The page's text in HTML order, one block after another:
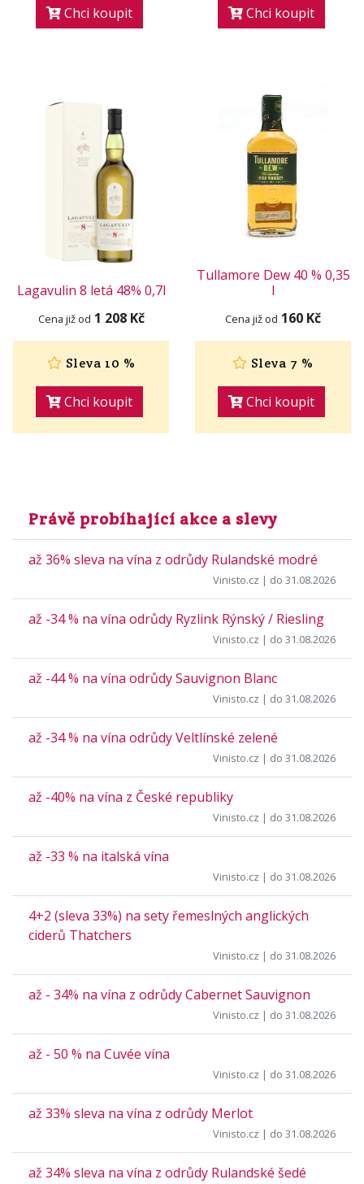
Chci koupit Chci koupit
Lagavulin 8 letá 48% 0,7l
Cena již od 1 208 Kč
Sleva 10 %
Chci koupit
Tullamore Dew 40 % 0,35
l
Cena již od 160 Kč
Sleva 7 %
Chci koupit
Právě probíhající akce a slevy
až 36% sleva na vína z odrůdy Rulandské modré
Vinisto.cz | do 31.08.2026
až -34 % na vína odrůdy Ryzlink Rýnský / Riesling
Vinisto.cz | do 31.08.2026
až -44 % na vína odrůdy Sauvignon Blanc
Vinisto.cz | do 31.08.2026
až -34 % na vína odrůdy Veltlínské zelené
Vinisto.cz | do 31.08.2026
až -40% na vína z České republiky
Vinisto.cz | do 31.08.2026
až -33 % na italská vína
Vinisto.cz | do 31.08.2026
4+2 (sleva 33%) na sety řemeslných anglických
ciderů Thatchers
Vinisto.cz | do 31.08.2026
až - 34% na vína z odrůdy Cabernet Sauvignon
Vinisto.cz | do 31.08.2026
až - 50 % na Cuvée vína
Vinisto.cz | do 31.08.2026
až 33% sleva na vína z odrůdy Merlot
Vinisto.cz | do 31.08.2026
až 34% sleva na vína z odrůdy Rulandské šedé